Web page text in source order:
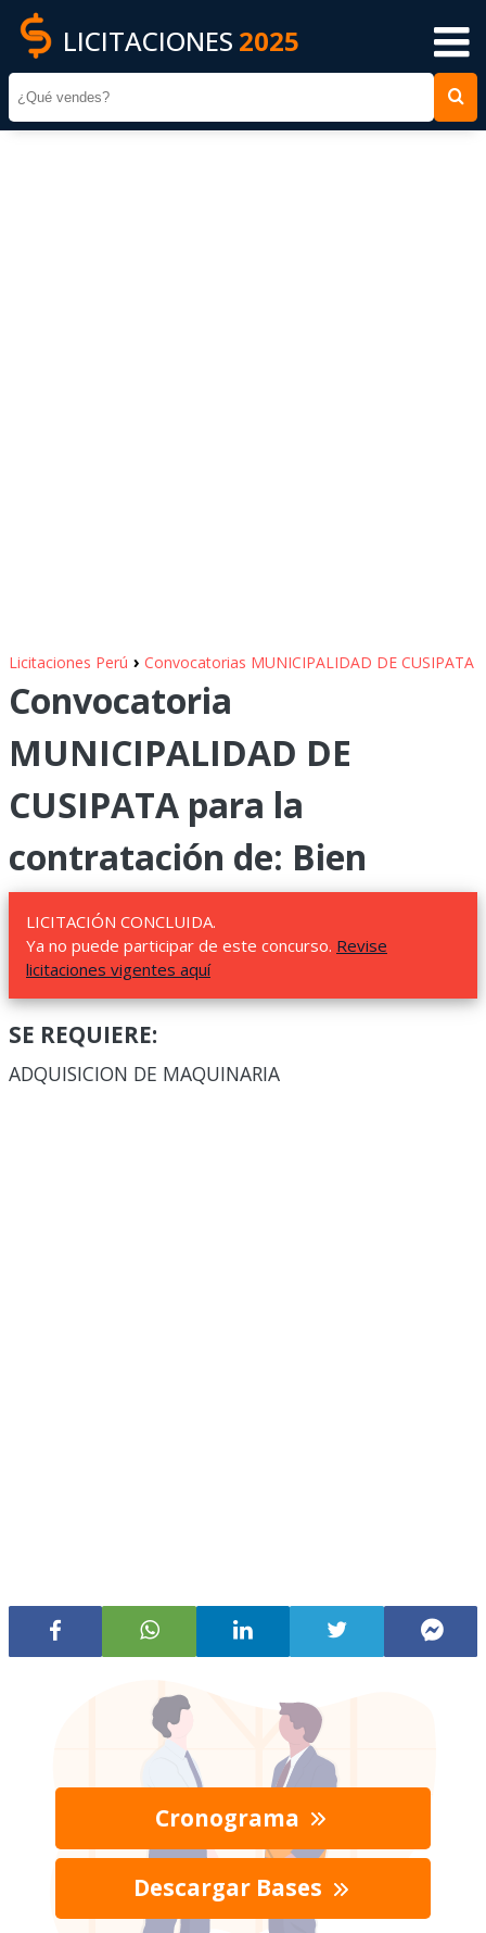
LICITACIONES 2025
Licitaciones Perú › Convocatorias MUNICIPALIDAD DE CUSIPATA
Convocatoria
MUNICIPALIDAD DE
CUSIPATA para la
contratación de: Bien
LICITACIÓN CONCLUIDA.
Ya no puede participar de este concurso. Revise
licitaciones vigentes aquí
SE REQUIERE:
ADQUISICION DE MAQUINARIA
Cronograma
Descargar Bases